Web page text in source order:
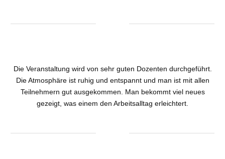
Die Veranstaltung wird von sehr guten Dozenten durchgeführt.
Die Atmosphäre ist ruhig und entspannt und man ist mit allen
Teilnehmern gut ausgekommen. Man bekommt viel neues
gezeigt, was einem den Arbeitsalltag erleichtert.